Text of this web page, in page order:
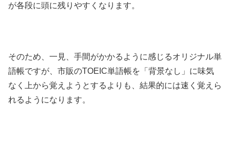
が各段に頭に残りやすくなります。
そのため、一見、手間がかかるように感じるオリジナル単
語帳ですが、市販のTOEIC単語帳を「背景なし」に味気
なく上から覚えようとするよりも、結果的には速く覚えら
れるようになります。